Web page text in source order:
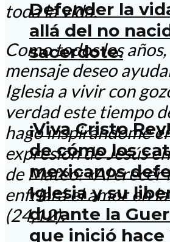
Defender la
allá del no
sacerdote.
¡Viva Cristo
de cómo los
mexicanos
Iglesia y su
durante la
que inició hace
toda la vida.
Como todos los
mensaje deseo
Iglesia a vivir con
verdad este tiempo
hago inspirándome
expresión de Jesús
de Mateo: «Al crecer
enfriará el amor en
(24,12).